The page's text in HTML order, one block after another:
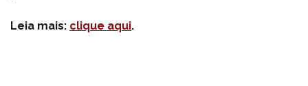
Leia mais: clique aqui.